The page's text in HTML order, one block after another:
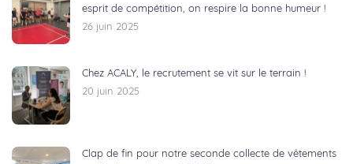
esprit de compétition, on respire la bonne humeur !
26 juin 2025
Chez ACALY, le recrutement se vit sur le terrain !
20 juin 2025
Clap de fin pour notre seconde collecte de vêtements